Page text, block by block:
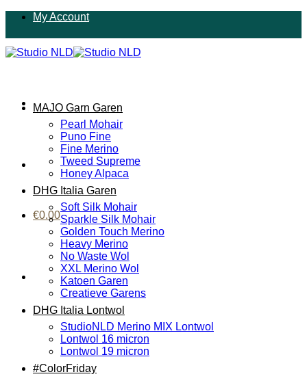
inhoud
My Account
€0.00
MAJO Garn Garen
Pearl Mohair
Puno Fine
Fine Merino
Tweed Supreme
Honey Alpaca
DHG Italia Garen
Soft Silk Mohair
Sparkle Silk Mohair
Golden Touch Merino
Heavy Merino
No Waste Wol
XXL Merino Wol
Katoen Garen
Creatieve Garens
DHG Italia Lontwol
StudioNLD Merino MIX Lontwol
Lontwol 16 micron
Lontwol 19 micron
#ColorFriday